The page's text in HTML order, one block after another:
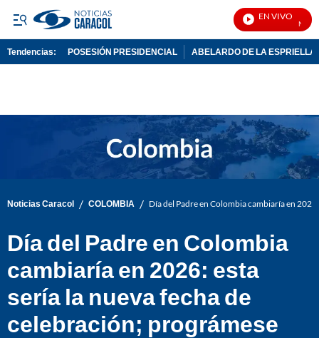
EN VIVO
Tendencias: POSESIÓN PRESIDENCIAL ABELARDO DE LA ESPRIELLA
Noticias Caracol / COLOMBIA / Día del Padre en Colombia cambiaría en
Día del Padre en Colombia
cambiaría en 2026: esta
sería la nueva fecha de
celebración; prográmese